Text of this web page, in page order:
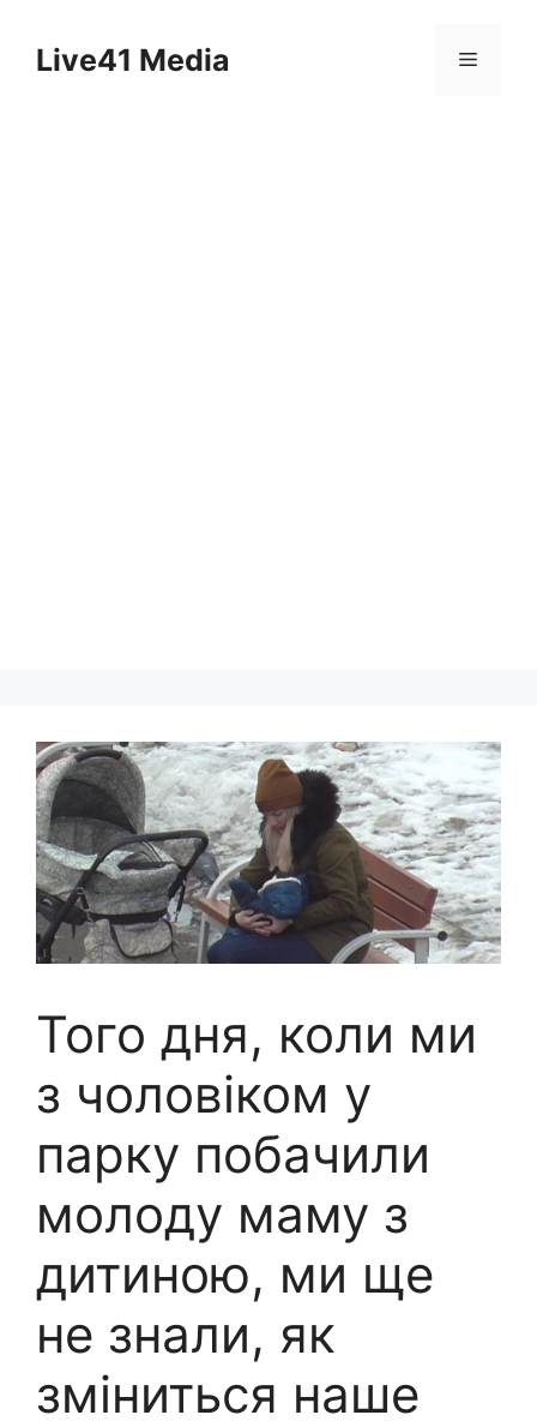
contentLive41 Media Menu
Того дня, коли ми
з чоловіком у
парку побачили
молоду маму з
дитиною, ми ще
не знали, як
зміниться наше